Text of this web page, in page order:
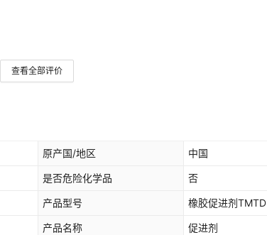
查看全部评价
原产国/地区 中国
是否危险化学品 否
产品型号 橡胶促进剂TMTD
产品名称 促进剂